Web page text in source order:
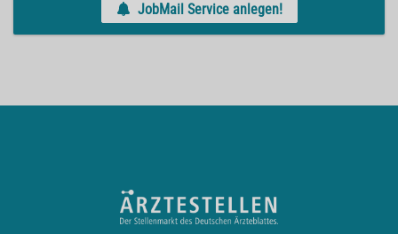
JobMail Service anlegen!